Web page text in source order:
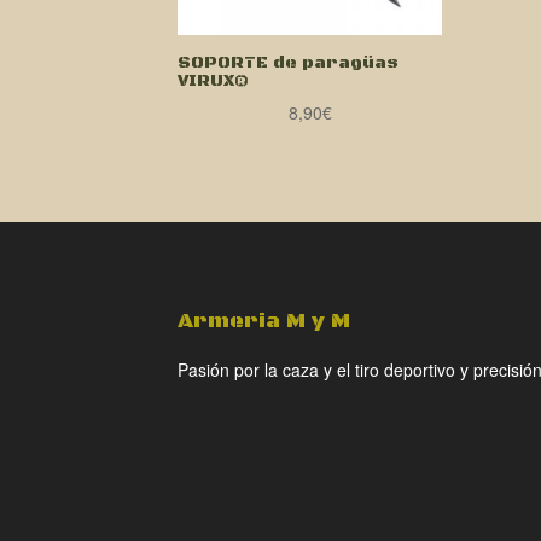
SOPORTE de paragüas
VIRUX®
8,90€
Armeria M y M
Pasión por la caza y el tiro deportivo y